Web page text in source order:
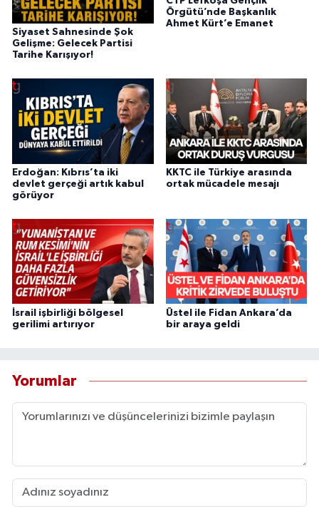
Siyaset Sahnesinde Şok
Gelişme: Gelecek Partisi
Tarihe Karışıyor!
Örgütü’nde Başkanlık
Ahmet Kürt’e Emanet
Erdoğan: Kıbrıs’ta iki
devlet gerçeği artık kabul
görüyor
KKTC ile Türkiye arasında
ortak mücadele mesajı
İsrail işbirliği bölgesel
gerilimi artırıyor
Üstel ile Fidan Ankara’da
bir araya geldi
Yorumlar